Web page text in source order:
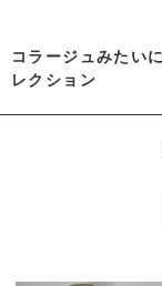
コラージュみたい
レクション